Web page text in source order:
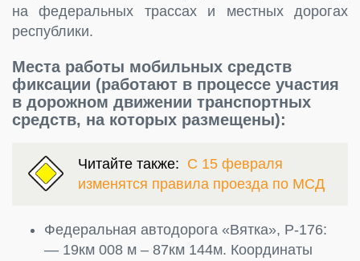
на федеральных трассах и местных дорогах
республики.
Места работы мобильных средств
фиксации (работают в процессе участия
в дорожном движении транспортных
средств, на которых размещены):
Читайте также: С 15 февраля
изменятся правила проезда по МСД
Федеральная автодорога «Вятка», Р-176:
— 19км 008 м – 87км 144м. Координаты